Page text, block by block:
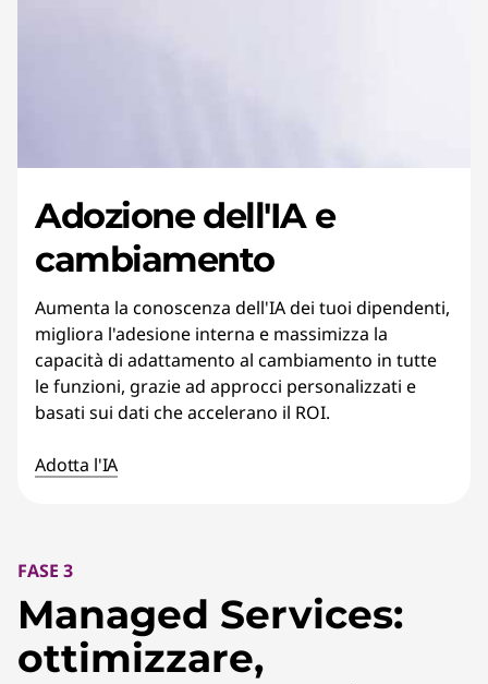
Adozione dell'IA e
cambiamento
Aumenta la conoscenza dell'IA dei tuoi dipendenti,
migliora l'adesione interna e massimizza la
capacità di adattamento al cambiamento in tutte
le funzioni, grazie ad approcci personalizzati e
basati sui dati che accelerano il ROI.
Adotta l'IA
FASE 3
Managed Services:
ottimizzare,